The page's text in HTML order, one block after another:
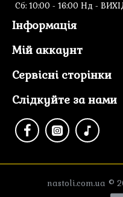
Cб: 10:00 - 16:00 Нд -
Інформація
Мій аккаунт
Сервісні сторінки
Слідкуйте за нами
nastoli.com.ua ©